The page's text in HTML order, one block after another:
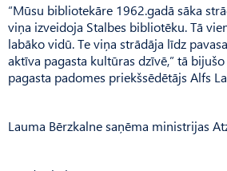
“Mūsu bibliotekāre 1962.gadā sāka
viņa izveidoja Stalbes bibliotēku. Tā
labāko vidū. Te viņa strādāja līdz
aktīva pagasta kultūras dzīvē,” tā
pagasta padomes priekšsēdētājs Alfs
Lauma Bērzkalne saņēma ministrijas